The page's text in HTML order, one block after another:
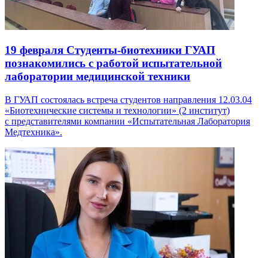
19 февраля Студенты-биотехники ГУАП
познакомились с работой испытательной
лаборатории медицинской техники
В ГУАП состоялась встреча студентов направления 12.03.04
«Биотехнические системы и технологии» (2 институт)
с представителями компании «Испытательная Лаборатория
Медтехника».